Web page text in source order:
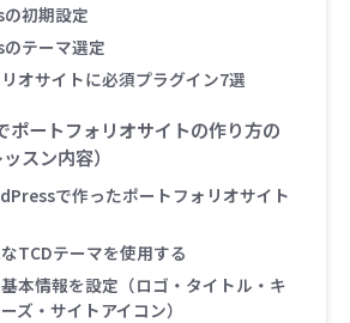
初期設定
テーマ選定
オサイトに必須プラグイン7選
ートフォリオサイトの作り方の
スン内容）
で作ったポートフォリオサイト
TCDテーマを使用する
本情報を設定（ロゴ・タイトル・キ
ズ・サイトアイコン）